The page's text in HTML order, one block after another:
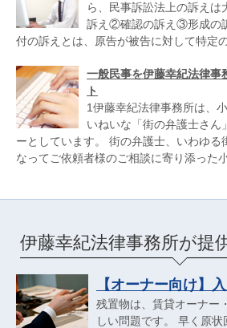
ら、民事訴訟法上の訴え
訴え②確認の訴え③形成の
付の訴えとは、原告が被告に対して特定
一般民事を伊藤幸紀法律事
ト
1伊藤幸紀法律事務所は、
いねいな「街の弁護士さん
ーとしています。 街の弁護士、いわゆる
なってご依頼者様のご相談に寄り添った
伊藤幸紀法律事務所が提
【オーナー向け】
残置物は、賃貸オーナー
しい問題です。 早く原